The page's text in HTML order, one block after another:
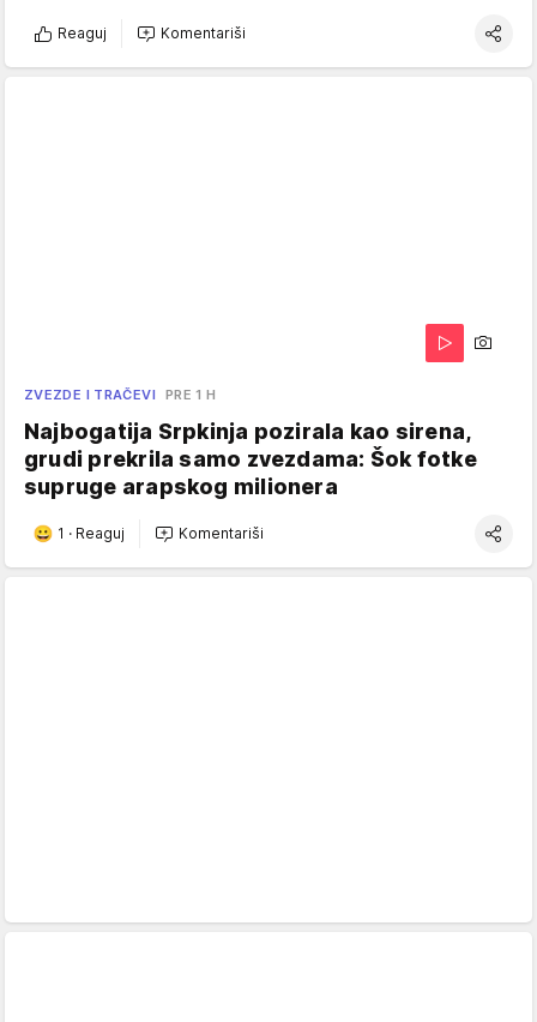
Reaguj Komentariši
ZVEZDE I TRAČEVI PRE 1 H
Najbogatija Srpkinja pozirala kao sirena,
grudi prekrila samo zvezdama: Šok fotke
supruge arapskog milionera
1 · Reaguj Komentariši